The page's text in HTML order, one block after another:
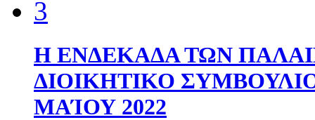
Η ΕΝΔΕΚΑΔΑ ΤΩΝ
ΔΙΟΙΚΗΤΙΚΟ
ΜΑΊΟΥ 2022